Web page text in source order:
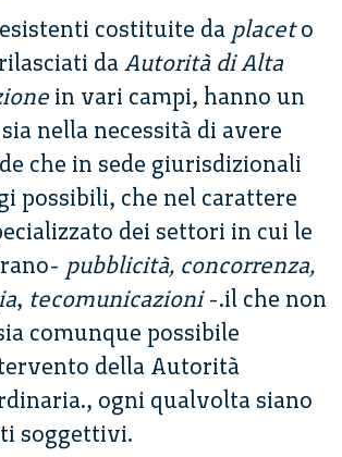
costituite da placeto
da Autorità di Alta
in vari campi, hanno un
nella necessità di avere
che in sede giurisdizionali
possibili, che nel carattere
dei settori in cui le
pubblicità, concorrenza,
, tecomunicazioni-.il che non
comunque possibile
della Autorità
ogni qualvolta siano
soggettivi.